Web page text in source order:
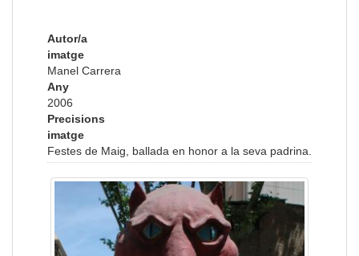
Autor/a
imatge
Manel Carrera
Any
2006
Precisions
imatge
Festes de Maig, ballada en honor a la seva padrina.